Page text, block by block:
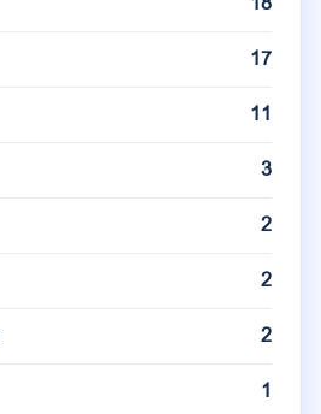
17
11
3
2
2
2
1